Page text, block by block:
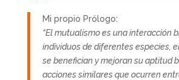
Mi propio Prólogo:
“El mutualismo es una interacción
individuos de diferentes especies,
se benefician y mejoran su aptitud
acciones similares que ocurren